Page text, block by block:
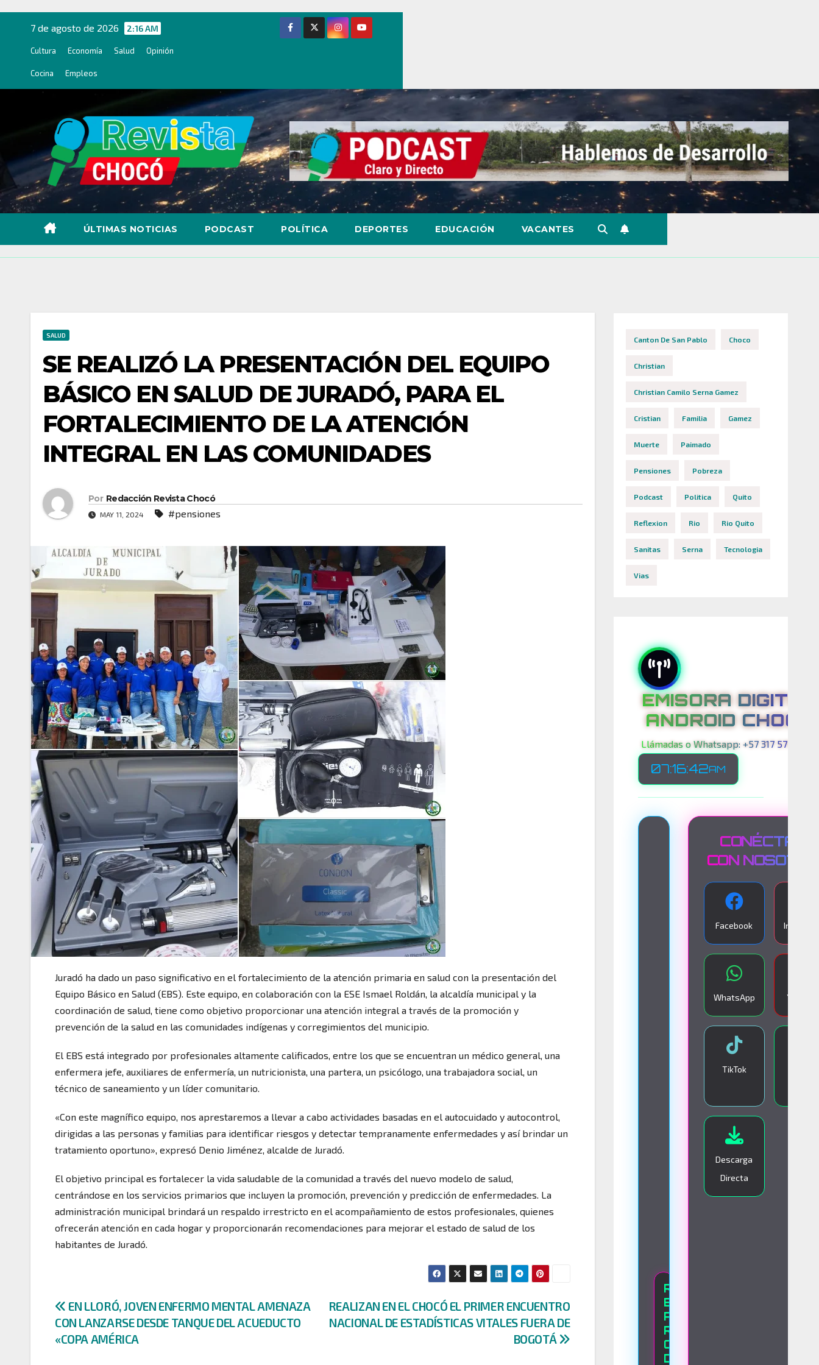
contenido
7 de agosto de 2026 2:16 AM
Cultura Economía Salud Opinión
Cocina Empleos
ÚLTIMAS NOTICIAS PODCAST POLÍTICA DEPORTES EDUCACIÓN VACANTES
SALUD
SE REALIZÓ LA PRESENTACIÓN DEL EQUIPO
BÁSICO EN SALUD DE JURADÓ, PARA EL
FORTALECIMIENTO DE LA ATENCIÓN
INTEGRAL EN LAS COMUNIDADES
Por Redacción Revista Chocó
MAY 11, 2024 #pensiones
Juradó ha dado un paso significativo en el fortalecimiento de la atención primaria en salud con la presentación del
Equipo Básico en Salud (EBS). Este equipo, en colaboración con la ESE Ismael Roldán, la alcaldía municipal y la
coordinación de salud, tiene como objetivo proporcionar una atención integral a través de la promoción y
prevención de la salud en las comunidades indígenas y corregimientos del municipio.
El EBS está integrado por profesionales altamente calificados, entre los que se encuentran un médico general, una
enfermera jefe, auxiliares de enfermería, un nutricionista, una partera, un psicólogo, una trabajadora social, un
técnico de saneamiento y un líder comunitario.
«Con este magnífico equipo, nos aprestaremos a llevar a cabo actividades basadas en el autocuidado y autocontrol,
dirigidas a las personas y familias para identificar riesgos y detectar tempranamente enfermedades y así brindar un
tratamiento oportuno», expresó Denio Jiménez, alcalde de Juradó.
El objetivo principal es fortalecer la vida saludable de la comunidad a través del nuevo modelo de salud,
centrándose en los servicios primarios que incluyen la promoción, prevención y predicción de enfermedades. La
administración municipal brindará un respaldo irrestricto en el acompañamiento de estos profesionales, quienes
ofrecerán atención en cada hogar y proporcionarán recomendaciones para mejorar el estado de salud de los
habitantes de Juradó.
Navegación
de
REALIZAN EN EL CHOCÓ EL PRIMER ENCUENTRO
NACIONAL DE ESTADÍSTICAS VITALES FUERA DE
BOGOTÁ
EN LLORÓ, JOVEN ENFERMO MENTAL AMENAZA
CON LANZARSE DESDE TANQUE DEL ACUEDUCTO
«COPA AMÉRICA
Canton De San Pablo Choco
Christian
Christian Camilo Serna Gamez
Cristian Familia Gamez
Muerte Paimado
Pensiones Pobreza
Podcast Politica Quito
Reflexion Rio Rio Quito
Sanitas Serna Tecnologia
Vias
EMISORA DIGITAL
ANDROID CHOCO
Llámadas o Whatsapp: +57 317 575 00 21
07:16:44AM
R
E
P
R
O
D
CONÉCTATE
CON
Facebook
WhatsApp YouTube
TikTok
Descarga
Directa